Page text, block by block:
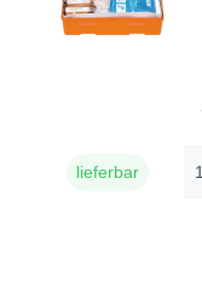
lieferbar